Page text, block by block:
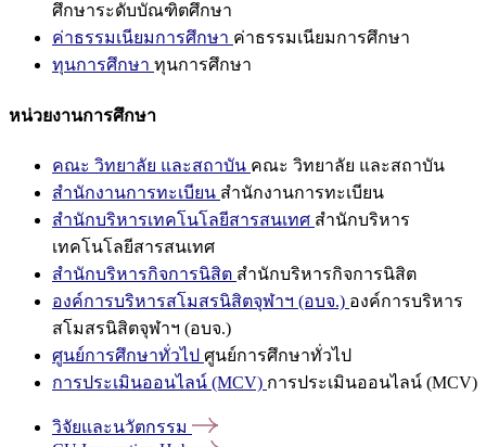
ศึกษาระดับบัณฑิตศึกษา
ค่าธรรมเนียมการศึกษา ค่าธรรมเนียมการศึกษา
ทุนการศึกษา ทุนการศึกษา
หน่วยงานการศึกษา
คณะ วิทยาลัย และสถาบัน คณะ วิทยาลัย และสถาบัน
สำนักงานการทะเบียน สำนักงานการทะเบียน
สำนักบริหารเทคโนโลยีสารสนเทศ สำนักบริหาร
เทคโนโลยีสารสนเทศ
สำนักบริหารกิจการนิสิต สำนักบริหารกิจการนิสิต
องค์การบริหารสโมสรนิสิตจุฬาฯ (อบจ.) องค์การบริหาร
สโมสรนิสิตจุฬาฯ (อบจ.)
ศูนย์การศึกษาทั่วไป ศูนย์การศึกษาทั่วไป
การประเมินออนไลน์ (MCV) การประเมินออนไลน์ (MCV)
วิจัยและนวัตกรรม